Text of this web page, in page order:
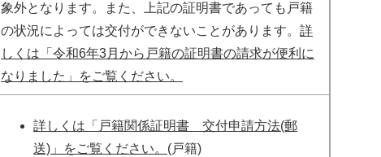
象外となります。また、上記の証明書であっても戸籍
の状況によっては交付ができないことがあります。 詳
しくは「令和6年3月から戸籍の証明書の請求が便利に
なりました」をご覧ください。
詳しくは「戸籍関係証明書 交付申請方法(郵
送)」をご覧ください。 (戸籍)